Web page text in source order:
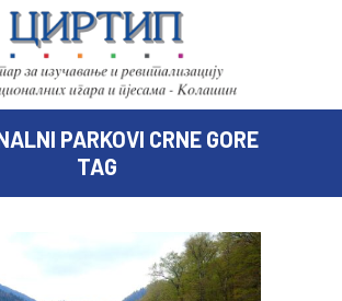
PARKOVI CRNE GORE
TAG